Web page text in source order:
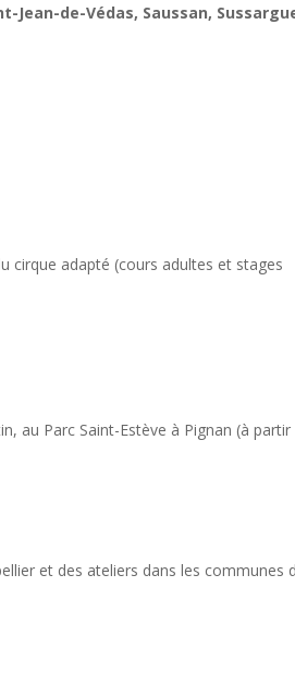
Jean-de-Védas, Saussan,
cirque adapté (cours adultes et stages
au Parc Saint-Estève à Pignan (à partir
et des ateliers dans les communes